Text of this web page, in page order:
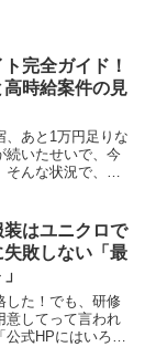
完全ガイド！
高時給案件の見
、あと1万円足りな
いたせいで、今
そんな状況で、ス
代、銀行残高が数
...
はユニクロで
敗しない「最
した！でも、研修
意してって言われ
式HPにはいろい